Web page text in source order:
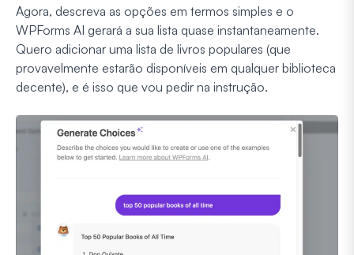
Agora, descreva as opções em termos simples e o
WPForms AI gerará a sua lista quase instantaneamente.
Quero adicionar uma lista de livros populares (que
provavelmente estarão disponíveis em qualquer biblioteca
decente), e é isso que vou pedir na instrução.